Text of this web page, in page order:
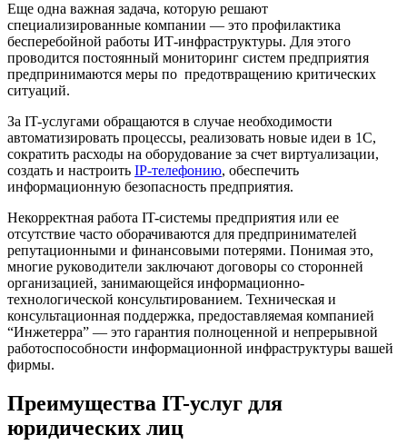
Еще одна важная задача, которую решают
специализированные компании — это профилактика
бесперебойной работы ИТ-инфраструктуры. Для этого
проводится постоянный мониторинг систем предприятия
предпринимаются меры по предотвращению критических
ситуаций.
За IT-услугами обращаются в случае необходимости
автоматизировать процессы, реализовать новые идеи в 1С,
сократить расходы на оборудование за счет виртуализации,
создать и настроить IP-телефонию, обеспечить
информационную безопасность предприятия.
Некорректная работа IT-системы предприятия или ее
отсутствие часто оборачиваются для предпринимателей
репутационными и финансовыми потерями. Понимая это,
многие руководители заключают договоры со сторонней
организацией, занимающейся информационно-
технологической консультированием. Техническая и
консультационная поддержка, предоставляемая компанией
“Инжетерра” — это гарантия полноценной и непрерывной
работоспособности информационной инфраструктуры вашей
фирмы.
Преимущества IT-услуг для
юридических лиц